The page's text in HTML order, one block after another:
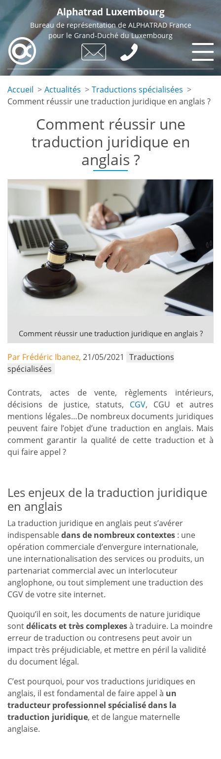
Skip
to
main
content
Alphatrad Luxembourg
Bureau de représentation de ALPHATRAD France
pour le Grand-Duché du Luxembourg
Accueil Actualités
Traductions spécialisées
Comment réussir une traduction juridique en anglais ?
Comment réussir une
traduction juridique en
anglais ?
Comment réussir une traduction juridique en anglais ?
Par Frédéric Ibanez, 21/05/2021 Traductions
spécialisées
Contrats, actes de vente, règlements intérieurs,
décisions de justice, statuts, CGV, CGU et autres
mentions légales…De nombreux documents juridiques
peuvent faire l’objet d’une traduction en anglais. Mais
comment garantir la qualité de cette traduction et à
qui faire appel ?
Les enjeux de la traduction juridique
en anglais
La traduction juridique en anglais peut s’avérer
indispensabledans de nombreux contextes : une
opération commerciale d’envergure internationale,
une internationalisation des services ou produits, un
partenariat commercial avec un interlocuteur
anglophone, ou tout simplement une traduction des
CGV de votre site internet.
Quoiqu’il en soit, les documents de nature juridique
sontdélicats et très complexesà traduire. La moindre
erreur de traduction ou contresens peut avoir un
impact très préjudiciable, et mettre en péril la validité
du document légal.
C’est pourquoi, pour vos traductions juridiques en
anglais, il est fondamental de faire appel à un
traducteur professionnel spécialisé dans la
traduction juridique, et de langue maternelle
anglaise.